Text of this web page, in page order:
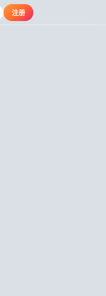
注册